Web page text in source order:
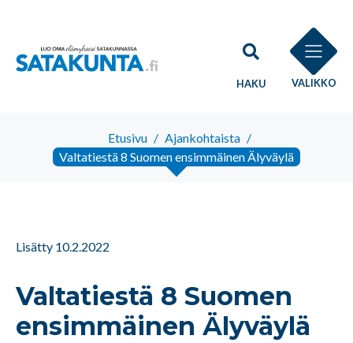
HAKU VALIKKO
Etusivu / Ajankohtaista /
Valtatiestä 8 Suomen ensimmäinen Älyväylä
Lisätty 10.2.2022
Valtatiestä 8 Suomen
ensimmäinen Älyväylä